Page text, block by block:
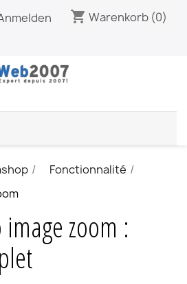
shopping_cart Warenkorb (0)
Fonctionnalité
image zoom :